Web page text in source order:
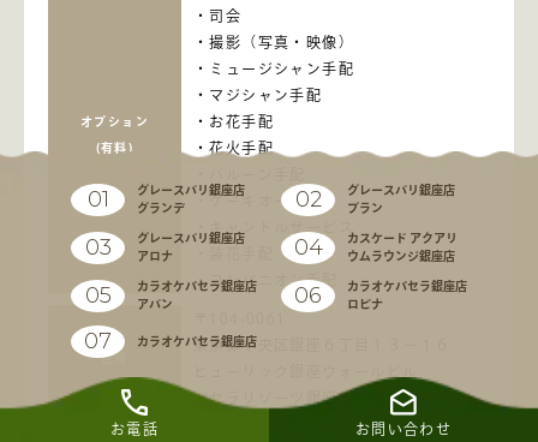
01
グレースバリ銀座店
グランデ
02
グレースバリ銀座店
ブラン
03
グレースバリ銀座店
アロナ
04
カスケード アクアリ
ウムラウンジ銀座店
05
カラオケパセラ銀座店
アバン
06
カラオケパセラ銀座店
ロビナ
07 カラオケパセラ銀座店
お電話 お問い合わせ
オプション
(有料)
司会
撮影（写真・映像）
ミュージシャン手配
マジシャン手配
お花手配
花火手配
ケーキオーダー
コンパニオン手配
住所
東京都中央区銀座６丁目１３－１６
パセラリゾーツ銀座店Ｂ３Ｆ